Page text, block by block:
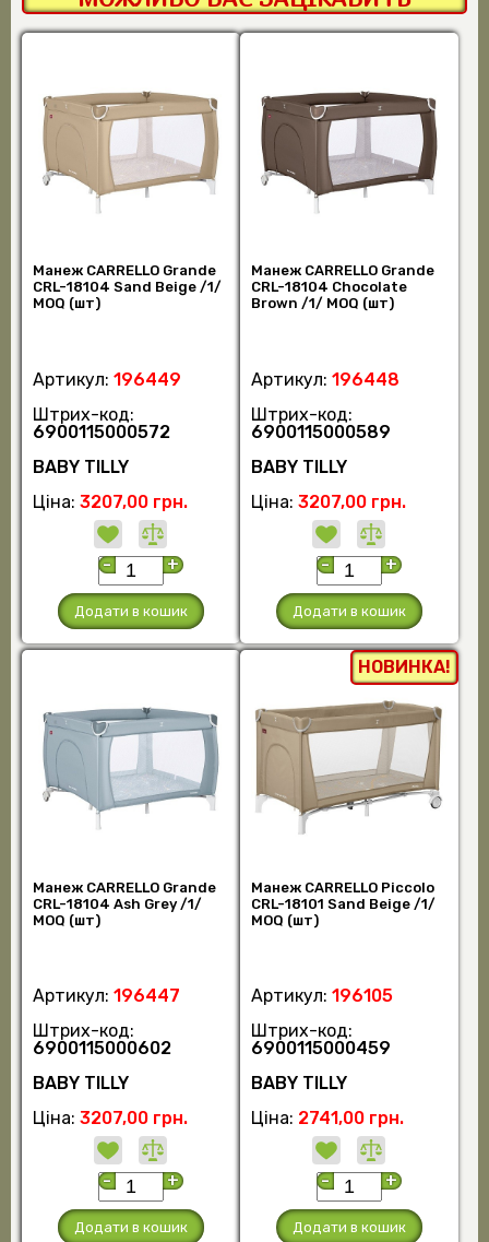
Манеж CARRELLO Grande
CRL-18104 Sand Beige /1/
MOQ (шт)
Артикул: 196449
Штрих-код:
6900115000572
BABY TILLY
Ціна: 3207,00 грн.
- +
Додати в кошик
Манеж CARRELLO Grande
CRL-18104 Chocolate
Brown /1/ MOQ (шт)
Артикул: 196448
Штрих-код:
6900115000589
BABY TILLY
Ціна: 3207,00 грн.
- +
Додати в кошик
Манеж CARRELLO Grande
CRL-18104 Ash Grey /1/
MOQ (шт)
Артикул: 196447
Штрих-код:
6900115000602
BABY TILLY
Ціна: 3207,00 грн.
- +
Додати в кошик
НОВИНКА!
Манеж CARRELLO Piccolo
CRL-18101 Sand Beige /1/
MOQ (шт)
Артикул: 196105
Штрих-код:
6900115000459
BABY TILLY
Ціна: 2741,00 грн.
- +
Додати в кошик